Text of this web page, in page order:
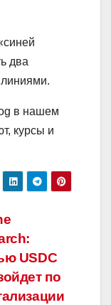
два
в нашем
курсы и
USDC
по